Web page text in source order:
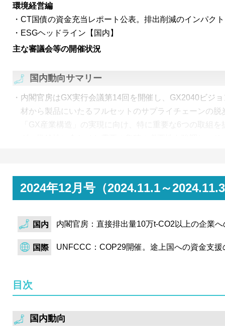
環境経営編
CT国債の資金充当レポート公表。排出削減のインパク
ESGヘッドライン【国内】
主な審議会等の開催状況
国内動向サマリー
内閣官房はGX実行会議第14回を開催し、GX2040ビジ
材から製品にいたるフルセットのサプライチェーンの脱
「GX産業構造」の実現に向け、特に重要な6つの取組
催し、2026年度に本格稼働する排出量取引制度の具体
制度対象者や排出量の算定方法の考え方、対象クレジ
経済産業省は総合資源エネルギー調査会 基本政策分科
次エネルギー基本計画の素案を公表。素案ではエネルギ
向性から、原子力を活用していくという大幅な方針転換
の電源種に依存しないあり方を提示した。
11月末に開催された2024年度第2回非化石証書オークシ
2024年12月号（2024.11.1～
国内 内閣官房：直接排出量10万t-CO2以上の企業
国際 UNFCCC：COP29開催。途上国への資金支
目次
国内動向